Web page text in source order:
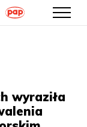
wyraziła